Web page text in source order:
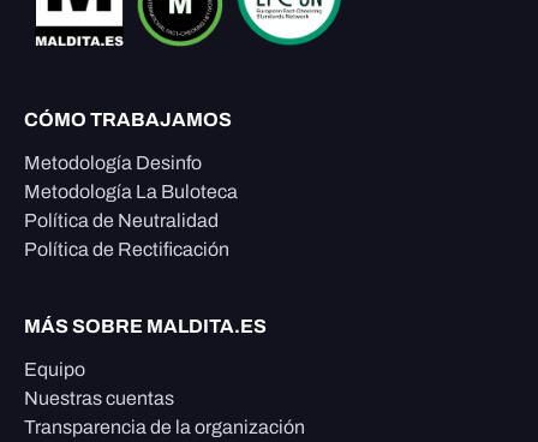
CÓMO TRABAJAMOS
Metodología Desinfo
Metodología La Buloteca
Política de Neutralidad
Política de Rectificación
MÁS SOBRE MALDITA.ES
Equipo
Nuestras cuentas
Transparencia de la organización